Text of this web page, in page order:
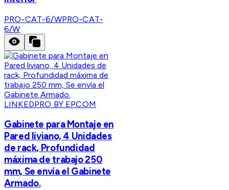
PRO-CAT-6/WPRO-CAT-
6/W
LINKEDPRO BY EPCOM
Gabinete para Montaje en
Pared liviano, 4 Unidades
de rack, Profundidad
máxima de trabajo 250
mm, Se envía el Gabinete
Armado.